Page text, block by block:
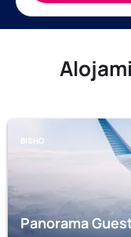
BISHO
Panorama